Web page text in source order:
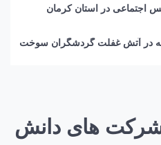
در آتش غفلت گردشگران سوخت
های دانش